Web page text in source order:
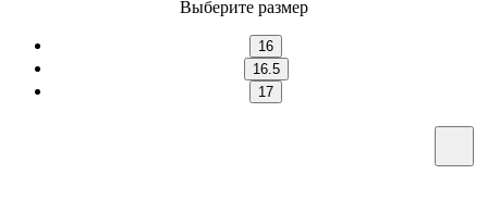
Выберите размер
16
16.5
17